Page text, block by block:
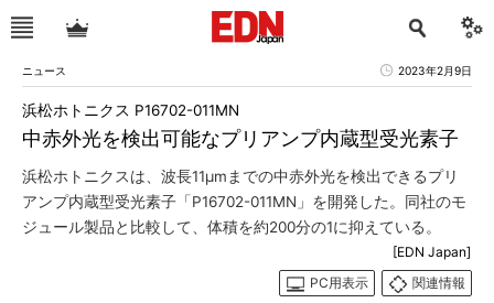
ニュース 2023年2月9日
中赤外光を検出可能なプリアンプ内蔵型受光素子
浜松ホトニクス P16702-011MN
浜松ホトニクスは、波長11μmまでの中赤外光を検出できるプリ
アンプ内蔵型受光素子「P16702-011MN」を開発した。同社のモ
ジュール製品と比較して、体積を約200分の1に抑えている。
[EDN Japan]
PC用表示
関連情報